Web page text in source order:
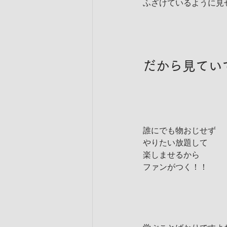
ふざけているように見
だから見てい
誰にでも物おじせず
やりたい放題して
楽しませるから
ファンがつく！！